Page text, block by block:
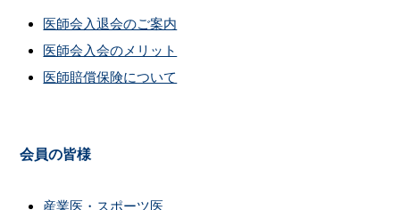
医師会入退会のご案内
医師会入会のメリット
医師賠償保険について
会員の皆様
産業医・スポーツ医